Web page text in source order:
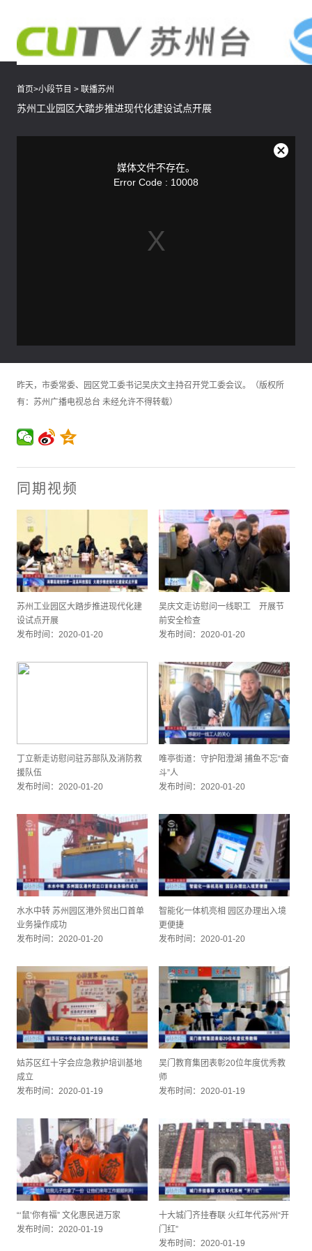
首页>小段节目 > 联播苏州
苏州工业园区大踏步推进现代化建设试点开展
媒体文件不存在。
Error Code : 10008
关
昨天，市委常委、园区党工委书记吴庆文主持召开党工委会议。（版权所
有：苏州广播电视总台 未经允许不得转载）
同期视频
苏州工业园区大踏步推进现代化建
设试点开展
发布时间：2020-01-20
吴庆文走访慰问一线职工 开展节
前安全检查
发布时间：2020-01-20
丁立新走访慰问驻苏部队及消防救
援队伍
发布时间：2020-01-20
唯亭街道：守护阳澄湖 捕鱼不忘“奋
斗”人
发布时间：2020-01-20
水水中转 苏州园区港外贸出口首单
业务操作成功
发布时间：2020-01-20
智能化一体机亮相 园区办理出入境
更便捷
发布时间：2020-01-20
姑苏区红十字会应急救护培训基地
成立
发布时间：2020-01-19
吴门教育集团表彰20位年度优秀教
师
发布时间：2020-01-19
“‘鼠’你有福” 文化惠民进万家
发布时间：2020-01-19
十大城门齐挂春联 火红年代苏州“开
门红”
发布时间：2020-01-19